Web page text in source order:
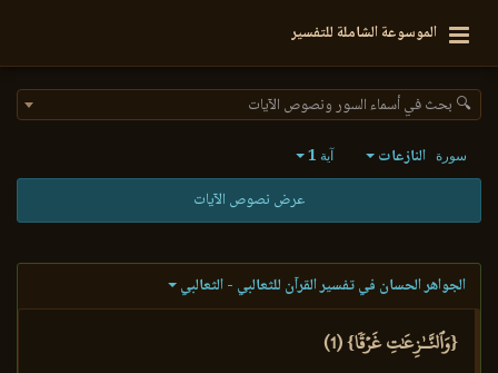
الموسوعة الشاملة للتفسير
🔍 بحث في أسماء السور ونصوص الآيات
سورة النازعات آية 1
عرض نصوص الآيات
الجواهر الحسان في تفسير القرآن للثعالبي - الثعالبي
{وَٱلنَّـٰزِعَٰتِ غَرۡقٗا} (1)